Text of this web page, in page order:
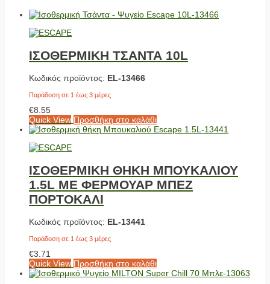
ΙΣΟΘΕΡΜΙΚΗ ΤΣΑΝΤΑ 10L
Κωδικός προϊόντος: EL-13466
Παράδοση σε 1 έως 3 μέρες
€8.55
Quick View Προσθήκη στο καλάθι
ΙΣΟΘΕΡΜΙΚΗ ΘΗΚΗ ΜΠΟΥΚΑΛΙΟΥ
1.5L ΜΕ ΦΕΡΜΟΥΑΡ ΜΠΕΖ
ΠΟΡΤΟΚΑΛΙ
Κωδικός προϊόντος: EL-13441
Παράδοση σε 1 έως 3 μέρες
€3.71
Quick View Προσθήκη στο καλάθι